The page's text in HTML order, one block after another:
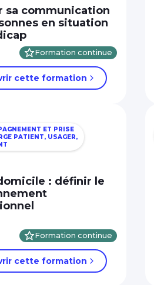
sa communication
en situation
Formation continue
cette formation
ET PRISE
PATIENT, USAGER,
: définir le
Formation continue
cette formation